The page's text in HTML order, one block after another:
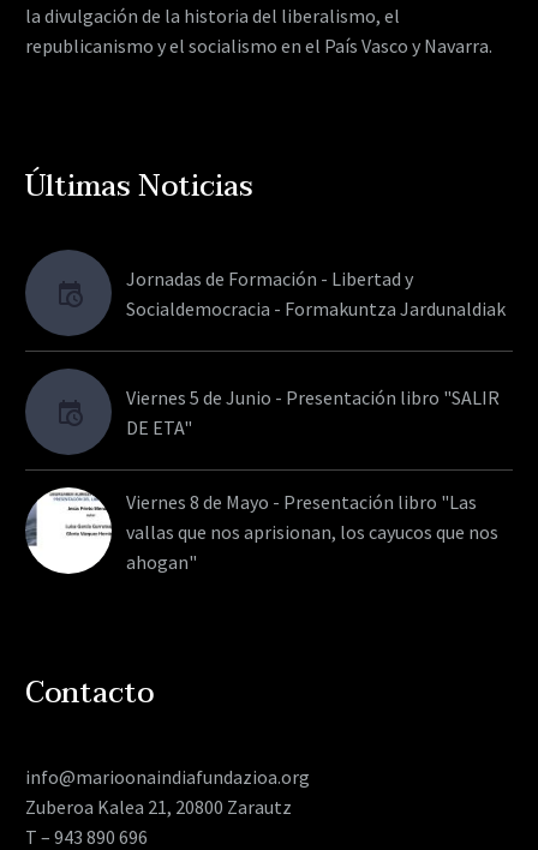
la divulgación de la historia del liberalismo, el
republicanismo y el socialismo en el País Vasco y Navarra.
Últimas Noticias
Jornadas de Formación - Libertad y
Socialdemocracia - Formakuntza Jardunaldiak
Viernes 5 de Junio - Presentación libro "SALIR
DE ETA"
Viernes 8 de Mayo - Presentación libro "Las
vallas que nos aprisionan, los cayucos que nos
ahogan"
Contacto
info@marioonaindiafundazioa.org
Zuberoa Kalea 21, 20800 Zarautz
T – 943 890 696